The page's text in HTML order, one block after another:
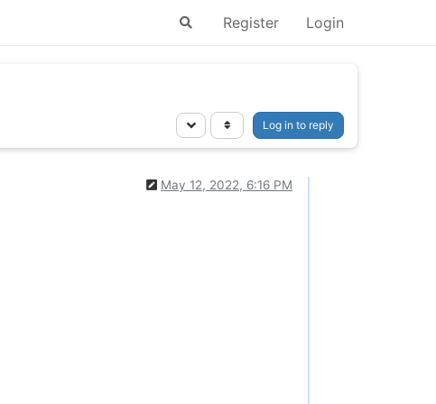
Register Login
Log in to reply
May 12, 2022, 6:16 PM